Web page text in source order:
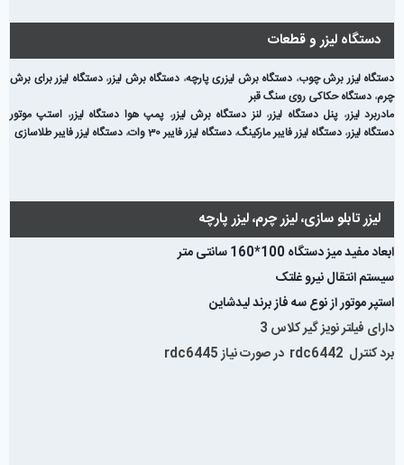
دستگاه لیزر و قطعات
دستگاه لیزر برش چوب، دستگاه برش لیزری پارچه، دستگاه برش لیزر،دستگاه لیزر برای برش
چرم، دستگاه حکاکی روی سنگ قبر
مادربرد لیزر، پنل دستگاه لیزر،لنز دستگاه برش لیزر، پمپ هوا دستگاه لیزر، استپ موتور
دستگاه لیزر، دستگاه لیزر فایبر مارکینگ، دستگاه لیزر فایبر 30 وات ، دستگاه لیزر فایبر طلاسازی
لیزر تابلو سازی، لیزر چرم، لیزر پارچه
ابعاد مفید میز دستگاه 100*160 سانتی متر
سیستم انتقال نیرو غلتک
استپر موتور از نوع سه فاز برند لیدشاین
دارای فیلتر نویز گیر کلاس 3
برد کنترل rdc6442 در صورت نیاز rdc6445